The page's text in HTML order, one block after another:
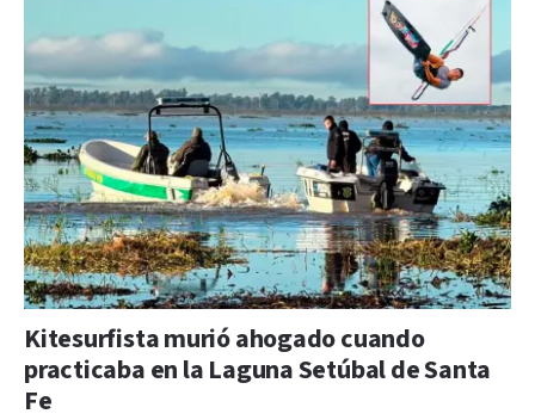
Kitesurfista murió ahogado cuando
practicaba en la Laguna Setúbal de Santa
Fe